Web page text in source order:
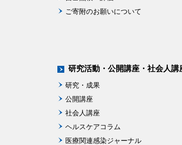
ご寄附のお願いについて
研究活動・公開講座・社会人講
研究・成果
公開講座
社会人講座
ヘルスケアコラム
医療関連感染ジャーナル